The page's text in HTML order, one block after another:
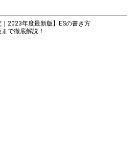
｜2023年度最新版】ESの書き方
で徹底解説！